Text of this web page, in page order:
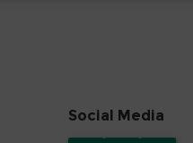
Social Media